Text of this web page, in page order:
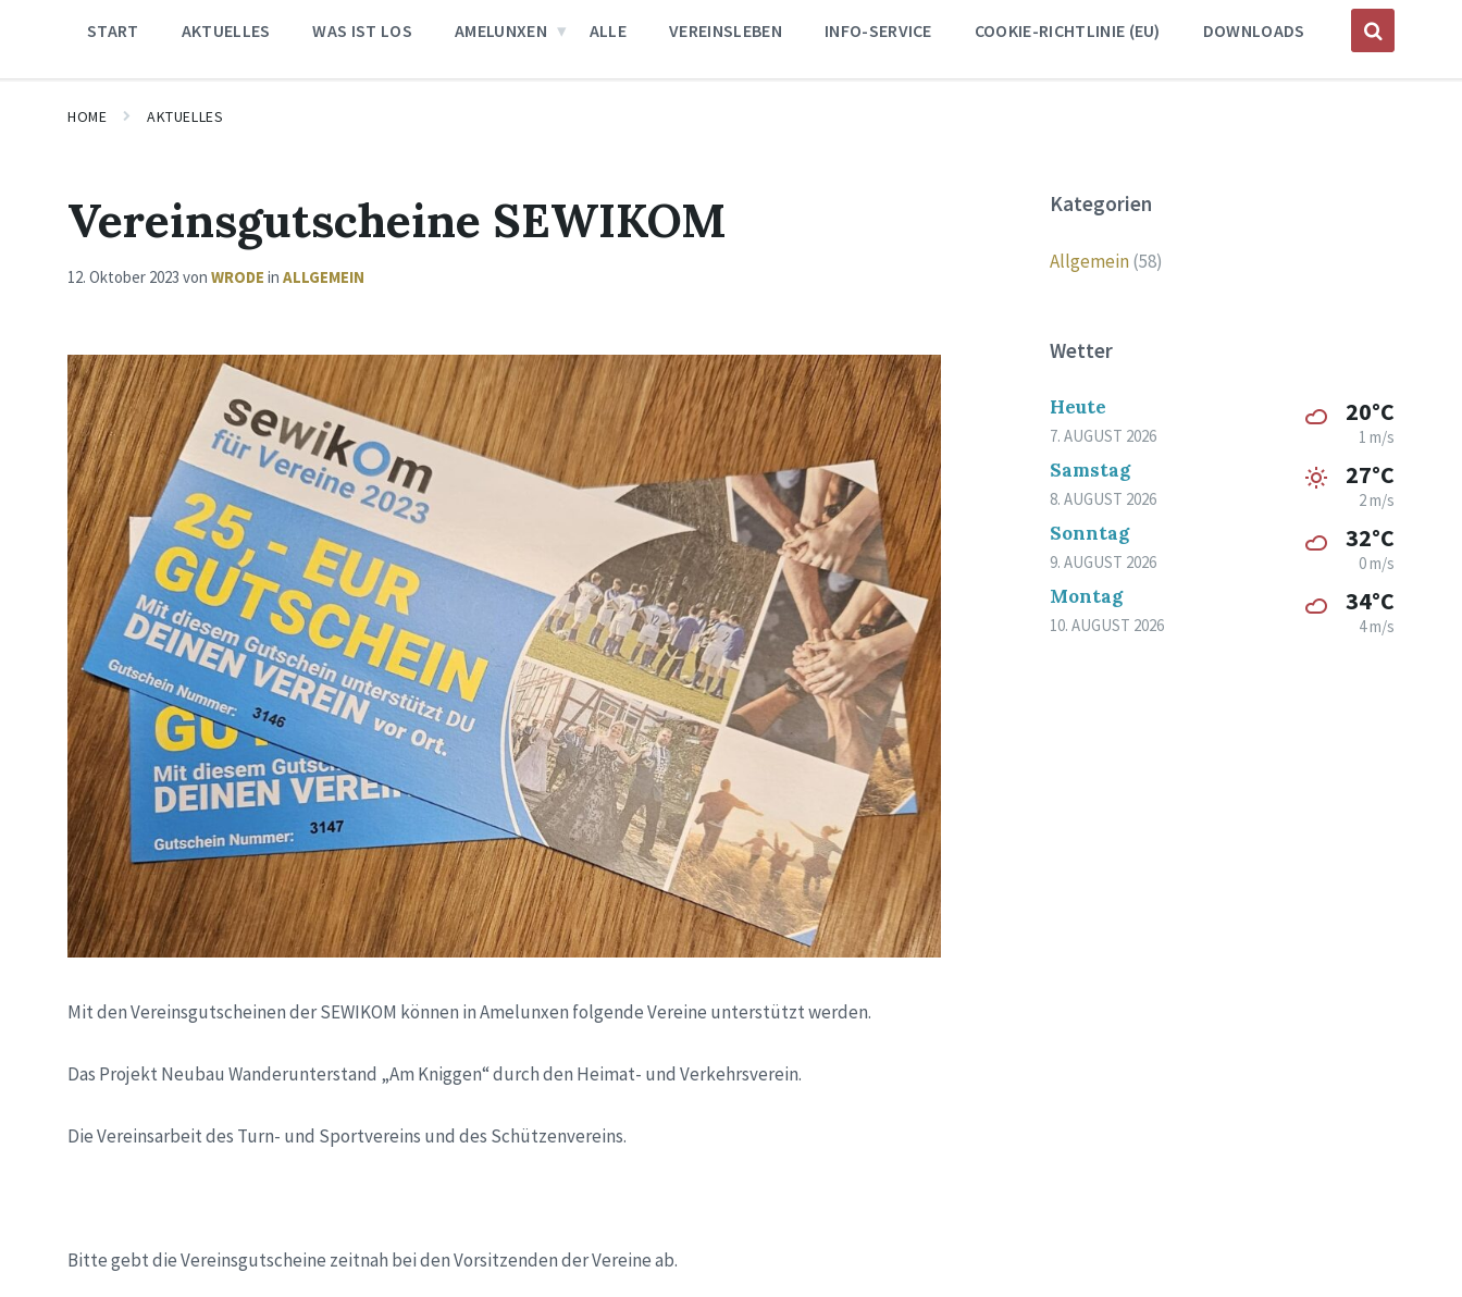
START AKTUELLES WAS IST LOS AMELUNXEN ALLE VEREINSLEBEN INFO-SERVICE COOKIE-RICHTLINIE (EU) DOWNLOADS
HOME AKTUELLES
Vereinsgutscheine SEWIKOM
12. Oktober 2023 von WRODE in ALLGEMEIN
Mit den Vereinsgutscheinen der SEWIKOM können in Amelunxen folgende Vereine unterstützt werden.
Das Projekt Neubau Wanderunterstand „Am Kniggen“ durch den Heimat- und Verkehrsverein.
Die Vereinsarbeit des Turn- und Sportvereins und des Schützenvereins.
Bitte gebt die Vereinsgutscheine zeitnah bei den Vorsitzenden der Vereine ab.
Kategorien
Allgemein(58)
Wetter
Heute
7. AUGUST 2026
20°C
1 m/s
Samstag
8. AUGUST 2026
27°C
2 m/s
Sonntag
9. AUGUST 2026
32°C
0 m/s
Montag
10. AUGUST 2026
34°C
4 m/s